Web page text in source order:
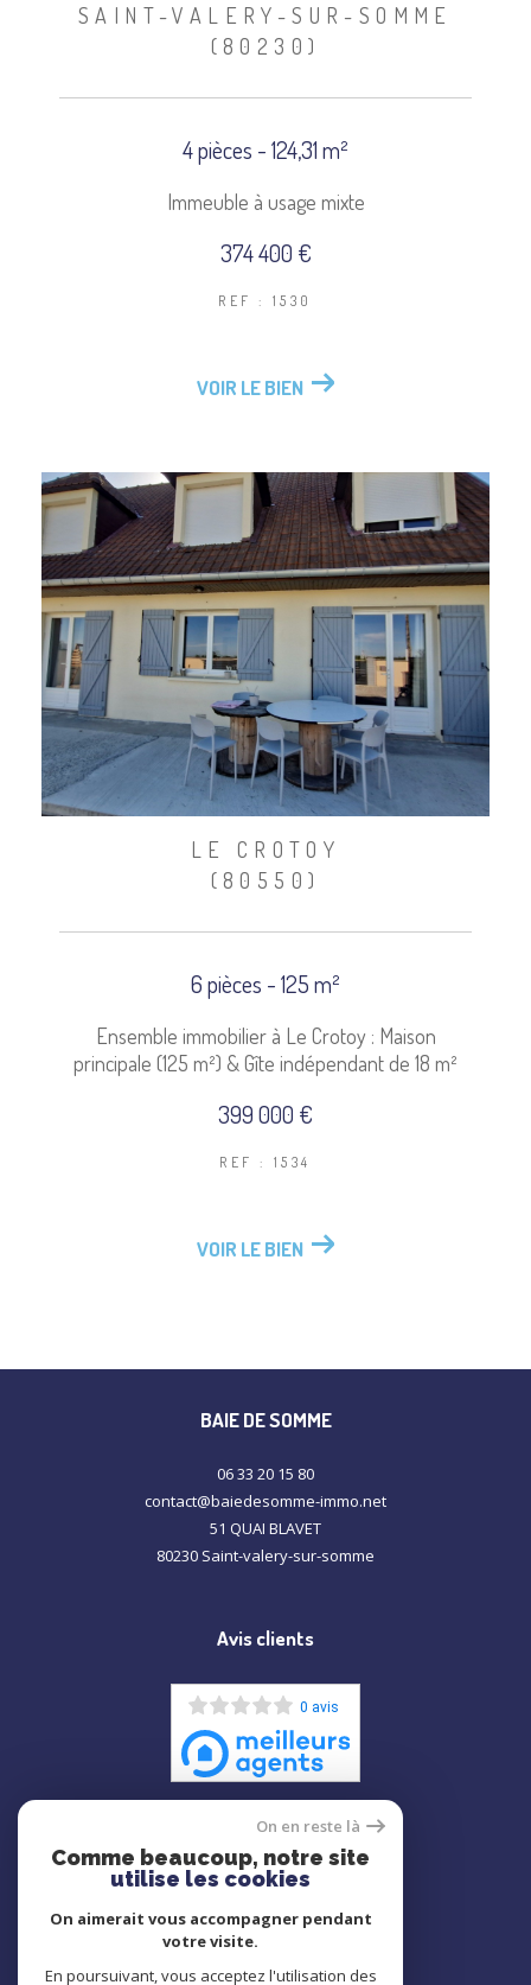
SAINT-VALERY-SUR-SOMME
(80230)
4 pièces - 124,31 m²
Immeuble à usage mixte
374 400 €
REF : 1530
VOIR LE BIEN
LE CROTOY
(80550)
6 pièces - 125 m²
Ensemble immobilier à Le Crotoy : Maison
principale (125 m²) & Gîte indépendant de 18 m²
399 000 €
REF : 1534
VOIR LE BIEN
BAIE DE SOMME
06 33 20 15 80
contact@baiedesomme-immo.net
51 QUAI BLAVET
80230
saint-valery-sur-somme
Avis clients
0 avis
ADHÉRENTS
On en reste là
Comme beaucoup, notre site
utilise les cookies
On aimerait vous accompagner pendant
votre visite.
En poursuivant, vous acceptez l'utilisation des